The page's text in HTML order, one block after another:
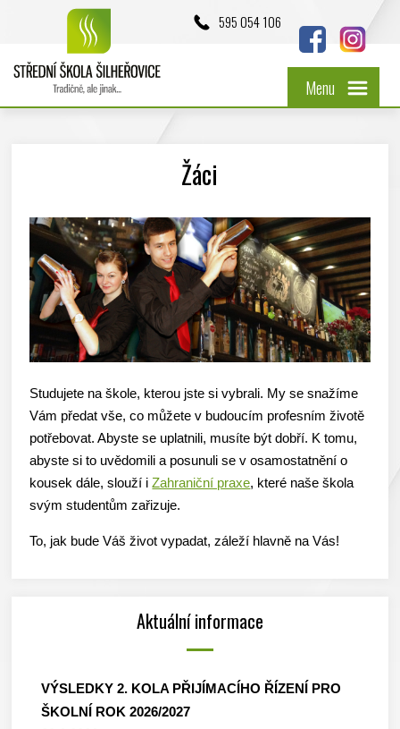
595 054 106
Menu
Žáci
Studujete na škole, kterou jste si vybrali. My se snažíme
Vám předat vše, co můžete v budoucím profesním životě
potřebovat. Abyste se uplatnili, musíte být dobří. K tomu,
abyste si to uvědomili a posunuli se v osamostatnění o
kousek dále, slouží iZahraniční praxe, které naše škola
svým studentům zařizuje.
To, jak bude Váš život vypadat, záleží hlavně na Vás!
Aktuální informace
VÝSLEDKY 2. KOLA PŘIJÍMACÍHO ŘÍZENÍ PRO
ŠKOLNÍ ROK 2026/2027